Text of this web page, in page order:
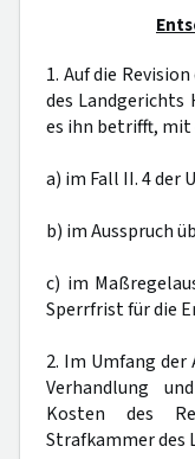
1. Auf die
des Landgerichts
es ihn betrifft, mit
a) im Fall II. 4 der
b) im Ausspruch
c) im
Sperrfrist für die
2. Im Umfang der
Verhandlung
Kosten des
Strafkammer des